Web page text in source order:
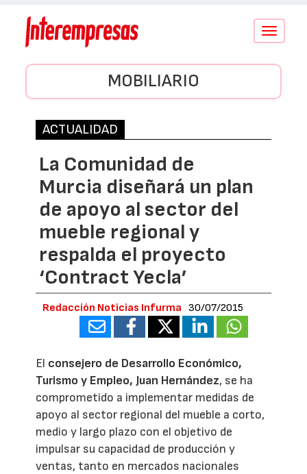
Conmutar
MOBILIARIO
ACTUALIDAD
La Comunidad de
Murcia diseñará un plan
de apoyo al sector del
mueble regional y
respalda el proyecto
‘Contract Yecla’
Redacción Noticias Infurma 30/07/2015
El consejero de Desarrollo Económico,
Turismo y Empleo, Juan Hernández, se ha
comprometido a implementar medidas de
apoyo al sector regional del mueble a corto,
medio y largo plazo con el objetivo de
impulsar su capacidad de producción y
ventas, tanto en mercados nacionales